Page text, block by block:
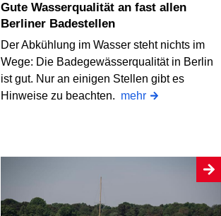
Gute Wasserqualität an fast allen
Berliner Badestellen
Der Abkühlung im Wasser steht nichts im
Wege: Die Badegewässerqualität in Berlin
ist gut. Nur an einigen Stellen gibt es
Hinweise zu beachten. mehr